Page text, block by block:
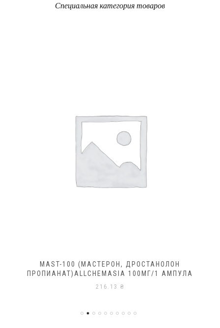
Специальная категория товаров
MAST-100 (МАСТЕРОН, ДРОСТАНОЛОН
ПРОПИАНАТ)ALLCHEMASIA 100МГ/1 АМПУЛА
216.13 ₴